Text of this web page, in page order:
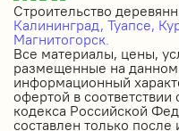
Строительство
Калининград, Туапсе,
Магнитогорск.
Все материалы, цены,
размещенные на данном
информационный
офертой в соответствии
кодекса Российской
составлен только после